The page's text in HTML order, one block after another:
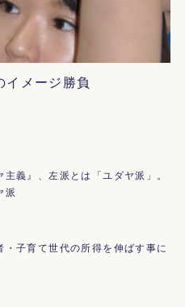
メージ勝負
義』、左派とは「ユダヤ派」。
派
・子育て世代の所得を伸ばす事に